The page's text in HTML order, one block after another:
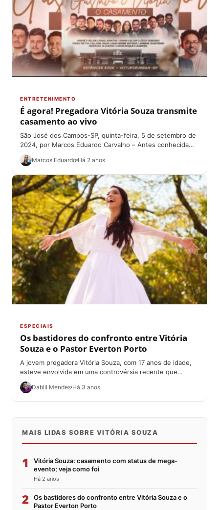
ENTRETENIMENTO
É agora! Pregadora Vitória Souza transmite
casamento ao vivo
São José dos Campos-SP, quinta-feira, 5 de setembro de
2024, por Marcos Eduardo Carvalho – Antes conhecida
como pregadora-mirim, Vitória Souza, 18,...
Marcos Eduardo Há 2 anos
ESPECIAIS
Os bastidores do confronto entre Vitória
Souza e o Pastor Everton Porto
A jovem pregadora Vitória Souza, com 17 anos de idade,
esteve envolvida em uma controvérsia recente que
ocorreu durante um evento na...
Dablil Mendes Há 3 anos
MAIS LIDAS SOBRE VITÓRIA SOUZA
1
Vitória Souza: casamento com status de mega-
evento; veja como foi
Há 2 anos
2
Os bastidores do confronto entre Vitória Souza e o
Pastor Everton Porto